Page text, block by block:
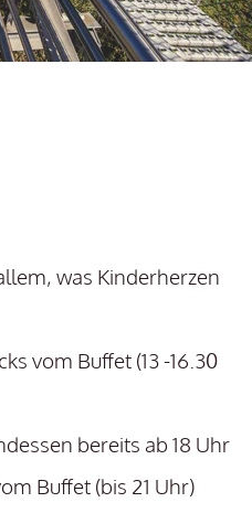
was Kinderherzen
vom Buffet (13 -16.30
bereits ab 18 Uhr
Buffet (bis 21 Uhr)